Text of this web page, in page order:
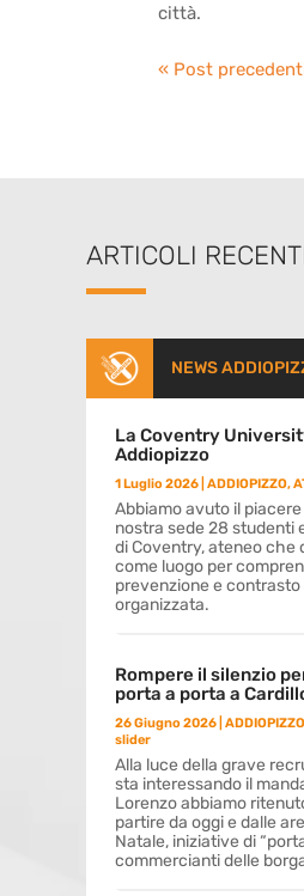
città.
« Post
ARTICOLI
NEWS
La Coventry
Addiopizzo
1 Luglio 2026 ADDIOPIZZO,
Abbiamo avuto il
nostra sede 28 studenti
di Coventry, ateneo che
come luogo per
prevenzione e
organizzata.
Rompere il silenzio
porta a porta a
26 Giugno 2026 ADDIOPIZZO
slider
Alla luce della grave
sta interessando il
Lorenzo abbiamo
partire da oggi e dalle
Natale, iniziative di
commercianti delle